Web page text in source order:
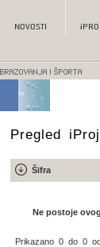
Pregled
Šifra
Ne postoje
Prikazano 0 do 0